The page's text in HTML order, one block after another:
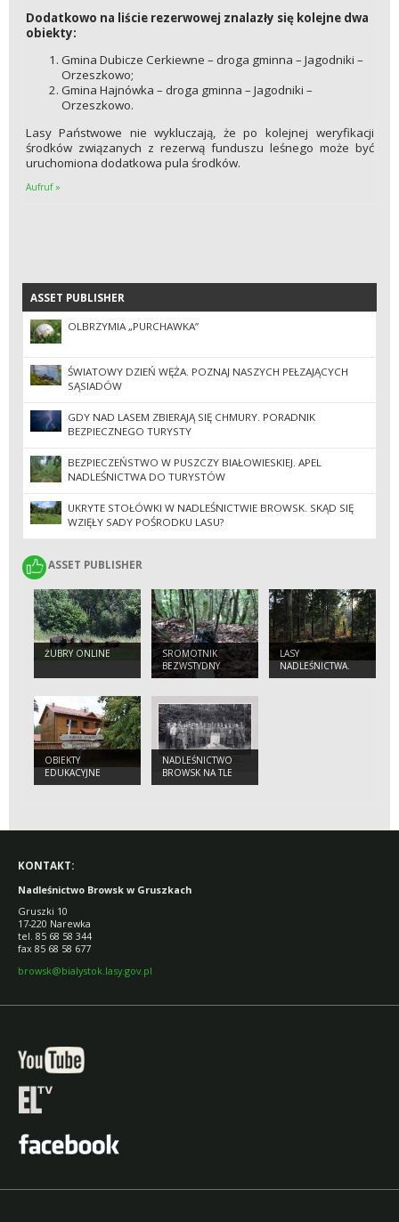
Dodatkowo na liście rezerwowej znalazły się kolejne dwa
obiekty:
Gmina Dubicze Cerkiewne – droga gminna – Jagodniki –
Orzeszkowo;
Gmina Hajnówka – droga gminna – Jagodniki –
Orzeszkowo.
Lasy Państwowe nie wykluczają, że po kolejnej weryfikacji
środków związanych z rezerwą funduszu leśnego może być
uruchomiona dodatkowa pula środków.
Aufruf »
ASSET PUBLISHER
ASSET PUBLISHER
OLBRZYMIA „PURCHAWKA”
ŚWIATOWY DZIEŃ WĘŻA. POZNAJ NASZYCH PEŁZAJĄCYCH
SĄSIADÓW
GDY NAD LASEM ZBIERAJĄ SIĘ CHMURY. PORADNIK
BEZPIECZNEGO TURYSTY
BEZPIECZEŃSTWO W PUSZCZY BIAŁOWIESKIEJ. APEL
NADLEŚNICTWA DO TURYSTÓW
UKRYTE STOŁÓWKI W NADLEŚNICTWIE BROWSK. SKĄD SIĘ
WZIĘŁY SADY POŚRODKU LASU?
ASSET PUBLISHER
ASSET PUBLISHER
ŻUBRY ONLINE
SROMOTNIK
BEZWSTYDNY
(PHALLUS
LASY
NADLEŚNICTWA.
OBIEKTY
EDUKACYJNE
NADLEŚNICTWO
BROWSK NA TLE
ZMIAN
KONTAKT:
Nadleśnictwo Browsk w Gruszkach
Gruszki 10
17-220 Narewka
tel. 85 68 58 344
fax 85 68 58 677
browsk@bialystok.lasy.gov.pl